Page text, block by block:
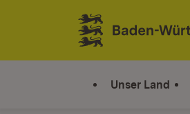
Zum Inhalt springen
Link zur Startseite
Unser Land